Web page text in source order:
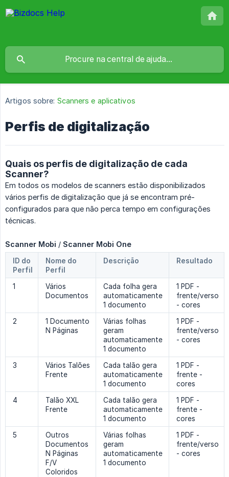
Artigos sobre: Scanners e aplicativos
Perfis de digitalização
Quais os perfis de digitalização de cada
Scanner?
Em todos os modelos de scanners estão disponibilizados
vários perfis de digitalização que já se encontram pré-
configurados para que não perca tempo em configurações
técnicas.
Scanner Mobi / Scanner Mobi One
ID do
Perfil
Nome do
Perfil
Descrição Resultado
1
Vários
Documentos
Cada folha gera
automaticamente
1 documento
1 PDF -
frente/verso
- cores
2
1 Documento
N Páginas
Várias folhas
geram
automaticamente
1 documento
1 PDF -
frente/verso
- cores
3
Vários Talões
Frente
Cada talão gera
automaticamente
1 documento
1 PDF -
frente -
cores
4
Talão XXL
Frente
Cada talão gera
automaticamente
1 documento
1 PDF -
frente -
cores
5
Outros
Documentos
N Páginas
F/V
Coloridos
Várias folhas
geram
automaticamente
1 documento
1 PDF -
frente/verso
- cores